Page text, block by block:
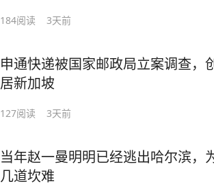
184阅读 3天前
申通快递被国家邮政局立案调查，
居新加坡
127阅读 3天前
当年赵一曼明明已经逃出哈尔滨，
几道坎难